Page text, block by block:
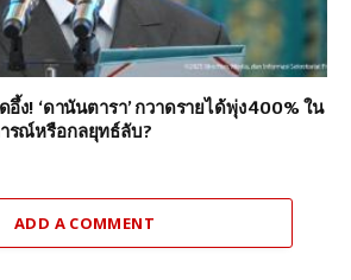
อึ้ง! ‘ดานันตารา’ กวาดรายได้พุ่ง 400% ใน
รณ์หรือกลยุทธ์ลับ?
ADD A COMMENT